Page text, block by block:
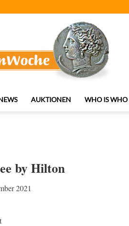
AUKTIONEN WHO IS WHO
by Hilton
2021